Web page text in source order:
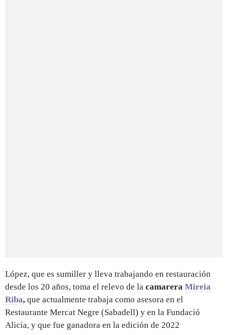
López, que es sumiller y lleva trabajando en restauración
desde los 20 años, toma el relevo de la camarera Mireia
Riba, que actualmente trabaja como asesora en el
Restaurante Mercat Negre (Sabadell) y en la Fundació
Alicia, y que fue ganadora en la edición de 2022